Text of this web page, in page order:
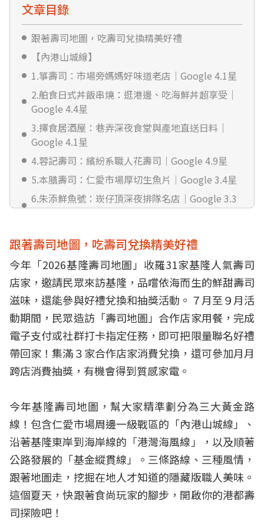
文章目錄
跟著壽司地圖，吃壽司兌換精美好禮
【內港山城線】
1.箏壽司：市場旁媽媽好味道老店｜Google 4.1星
2.舶食日式丼飯串燒：逛港邊、吃海鮮丼超享受｜
Google 4.4星
3.擇食居酒屋：巷弄深夜食堂與產地直送日料｜
Google 4.1星
4.蓉記壽司：繽紛系職人花壽司｜Google 4.9星
5.本膳壽司：仁愛市場厚切生魚片｜Google 3.4星
6.朱添鮮魚號：崁仔頂深夜排隊名店｜Google 3.3
星
星
8.晟壽司：熟成炙燒人氣名店｜Google 4.5星
9.黑面鯊魚煙：老基隆人的台式海味|Google 3.4星
10.峰壽司－峰鮨日本料理：仁愛市場厚切人氣日料
｜Google 4.3星
11.漁人手作壽司：仁愛市場職人系壽司｜Google
4.2星
12.奇軒壽司屋：仁愛市場份量十足握壽司|Google
13.無双日本料理：現流漁獲驚喜系日料｜Google
5星
14.握壽司•生魚片－陳 52號攤：廟口傳承三代基
隆味｜Google 3.0星
15.那間居酒屋：深夜系療癒日料店｜Google 4.8星
16.新派壽司料理：豪華海鮮丼人氣名店｜Google
4.4星
17.玥壽司：厚切系海派街邊店｜Google 4.5星
跟著壽司地圖，吃壽司兌換精美好禮
今年「2026基隆壽司地圖」收羅31家基隆人氣壽司
店家，邀請民眾來訪基隆，品嚐依海而生的鮮甜壽司
滋味，還能參與好禮兌換和抽獎活動。７月至９月活
動期間，民眾造訪「壽司地圖」合作店家用餐，完成
電子支付或社群打卡指定任務，即可把限量聯名好禮
帶回家！集滿３家合作店家消費兌換，還可參加月月
跨店消費抽獎，有機會得到質感家電。
今年基隆壽司地圖，幫大家精準劃分為三大黃金路
線！包含仁愛市場周邊一級戰區的「內港山城線」、
沿著基隆東岸到海岸線的「港灣海風線」，以及順著
公路發展的「基金縱貫線」。三條路線、三種風情，
跟著地圖走，挖掘在地人才知道的隱藏版職人美味。
這個夏天，快跟著食尚玩家的腳步，開啟你的港都壽
司探險吧！